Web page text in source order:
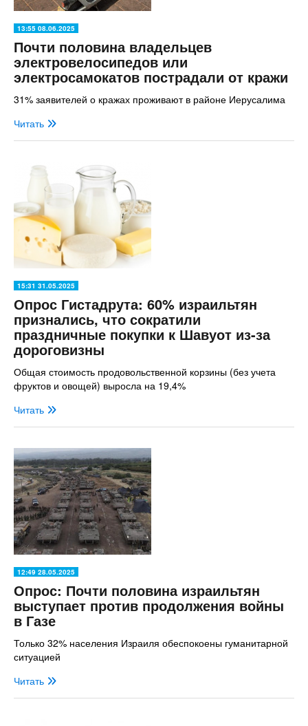
13:55 08.06.2025
Почти половина владельцев
электровелосипедов или
электросамокатов пострадали от кражи
31% заявителей о кражах проживают в районе Иерусалима
Читать
15:31 31.05.2025
Опрос Гистадрута: 60% израильтян
признались, что сократили
праздничные покупки к Шавуот из-за
дороговизны
Общая стоимость продовольственной корзины (без учета
фруктов и овощей) выросла на 19,4%
Читать
12:49 28.05.2025
Опрос: Почти половина израильтян
выступает против продолжения войны
в Газе
Только 32% населения Израиля обеспокоены гуманитарной
ситуацией
Читать